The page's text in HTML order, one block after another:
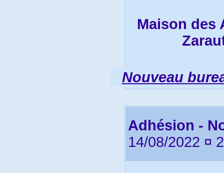
Maison des
Nouveau
Adhésion -
14/08/2022 ¤